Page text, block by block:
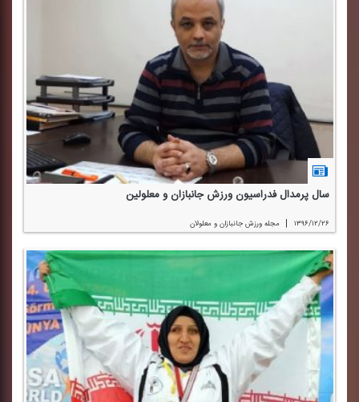
سال پرمدال فدراسیون ورزش جانبازان و معلولین
۱۳۹۶/۱۲/۲۶ | مجله ورزش جانبازان و معلولان